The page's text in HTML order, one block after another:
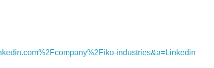
industries&a=Linkedin